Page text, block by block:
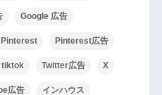
Google 広告
Pinterest Pinterest広告
tiktok Twitter広告 X
広告 インハウス